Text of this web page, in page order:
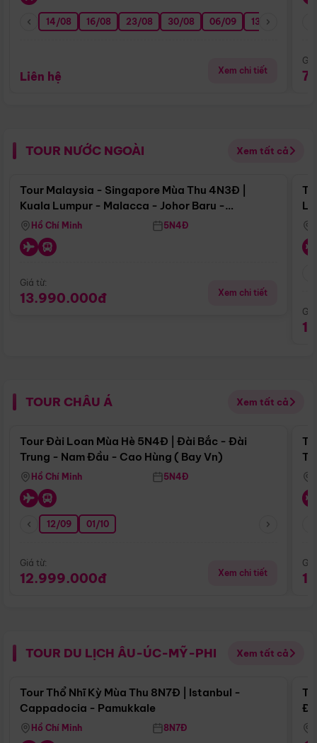
14/08 16/08 23/08 30/08 06/09 13/09
Liên hệ Xem chi tiết
TOUR NƯỚC NGOÀI Xem tất cả
Điểm nổi bật
Tour Malaysia - Singapore Mùa Thu 4N3Đ |
Kuala Lumpur - Malacca - Johor Baru -
Singapore
Hồ Chí Minh 5N4Đ
Giá từ:
13.990.000đ Xem chi tiết
TOUR CHÂU Á Xem tất cả
Điểm nổi bật
Tour Đài Loan Mùa Hè 5N4Đ | Đài Bắc - Đài
Trung - Nam Đầu - Cao Hùng ( Bay Vn)
Hồ Chí Minh 5N4Đ
12/09 01/10
Giá từ:
12.999.000đ Xem chi tiết
TOUR DU LỊCH ÂU-ÚC-MỸ-PHI Xem tất cả
Điểm nổi bật
Tour Thổ Nhĩ Kỳ Mùa Thu 8N7Đ | Istanbul -
Cappadocia - Pamukkale
Hồ Chí Minh 8N7Đ